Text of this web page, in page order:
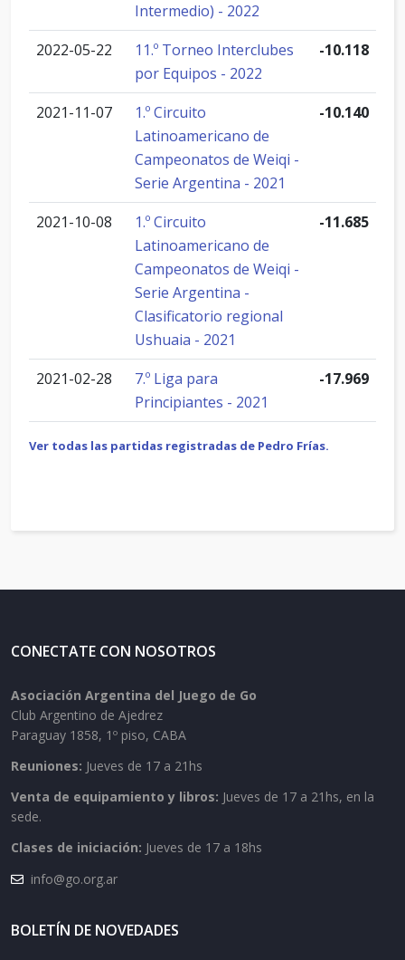
Intermedio) - 2022
2022-05-22
11.º Torneo Interclubes
por Equipos - 2022
-10.118
2021-11-07
1.º Circuito
Latinoamericano de
Campeonatos de Weiqi -
Serie Argentina - 2021
-10.140
2021-10-08
1.º Circuito
Latinoamericano de
Campeonatos de Weiqi -
Serie Argentina -
Clasificatorio regional
Ushuaia - 2021
-11.685
2021-02-28
7.º Liga para
Principiantes - 2021
-17.969
Ver todas las partidas registradas de Pedro Frías.
CONECTATE CON NOSOTROS
Asociación Argentina del Juego de Go
Club Argentino de Ajedrez
Paraguay 1858, 1º piso, CABA
Reuniones: Jueves de 17 a 21hs
Venta de equipamiento y libros: Jueves de 17 a 21hs, en la
sede.
Clases de iniciación: Jueves de 17 a 18hs
info@go.org.ar
BOLETÍN DE NOVEDADES